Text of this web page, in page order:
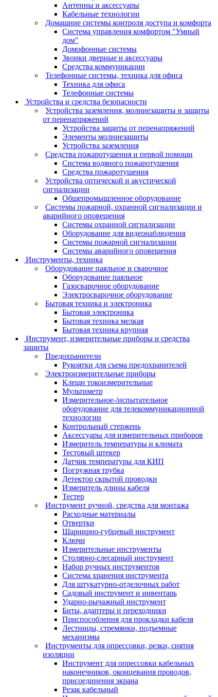
Антенны и аксессуары
Кабельные технологии
Домашние системы контроля доступа и комфорта
Система управления комфортом "Умный
дом"
Домофонные системы
Звонки дверные и аксессуары
Средства коммуникации
Телефонные системы, техника для офиса
Техника для офиса
Телефонные системы
Устройства и средства безопасности
Устройства заземления, молниезащиты и защиты
от перенапряжений
Устройства защиты от перенапряжений
Элементы молниезащиты
Устройства заземления
Средства пожаротушения и первой помощи
Система водяного пожаротушения
Средства пожаротушения
Устройства оптической и акустической
сигнализации
Общепромышленное оборудование
Системы пожарной, охранной сигнализации и
аварийного оповещения
Системы охранной сигнализации
Оборудование для видеонаблюдения
Системы пожарной сигнализации
Системы аварийного оповещения
Инструменты, техника
Оборудование паяльное и сварочное
Оборудование паяльное
Газосварочное оборудование
Электросварочное оборудование
Бытовая техника и электроника
Бытовая электроника
Бытовая техника мелкая
Бытовая техника крупная
Инструмент, измерительные приборы и средства
защиты
Предохранители
Рукоятки для съема предохранителей
Электроизмерительные приборы
Клещи токоизмерительные
Мультиметр
Измерительное-/испытательное
оборудование для телекоммуникационной
технологии
Контрольный стержень
Аксессуары для измерительных приборов
Измеритель температуры и климата
Тестовый штекер
Датчик температуры для КИП
Погружная трубка
Детектор скрытой проводки
Измеритель длины кабеля
Тестер
Инструмент ручной, средства для монтажа
Расходные материалы
Отвертки
Шарнирно-губцевый инструмент
Ключи
Измерительные инструменты
Столярно-слесарный инструмент
Набор ручных инструментов
Система хранения инструмента
Для штукатурно-отделочных работ
Садовый инструмент и инвентарь
Ударно-рычажный инструмент
Биты, адаптеры и переходники
Приспособления для прокладки кабеля
Лестницы, стремянки, подъемные
механизмы
Инструменты для опрессовки, резки, снятия
изоляции
Инструмент для опрессовки кабельных
наконечников, оконцевания проводов,
присоединения экрана
Резак кабельный